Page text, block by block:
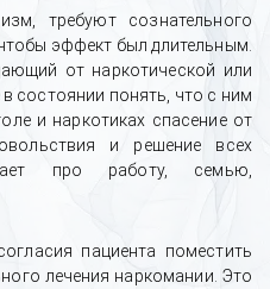
требуют сознательного
эффект был длительным.
от наркотической или
состоянии понять, что с ним
и наркотиках спасение от
и решение всех
про работу, семью,
пациента поместить
лечения наркомании. Это